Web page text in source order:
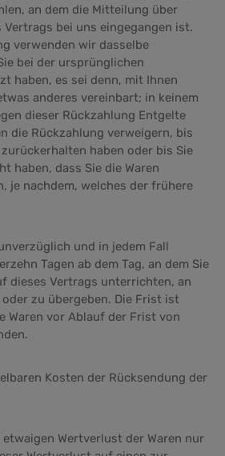
an dem die Mitteilung über
Vertrags bei uns eingegangen ist.
verwenden wir dasselbe
bei der ursprünglichen
haben, es sei denn, mit Ihnen
anderes vereinbart; in keinem
dieser Rückzahlung Entgelte
die Rückzahlung verweigern, bis
haben oder bis Sie
haben, dass Sie die Waren
je nachdem, welches der frühere
und in jedem Fall
Tagen ab dem Tag, an dem Sie
dieses Vertrags unterrichten, an
zu übergeben. Die Frist ist
Waren vor Ablauf der Frist von
Kosten der Rücksendung der
Wertverlust der Waren nur